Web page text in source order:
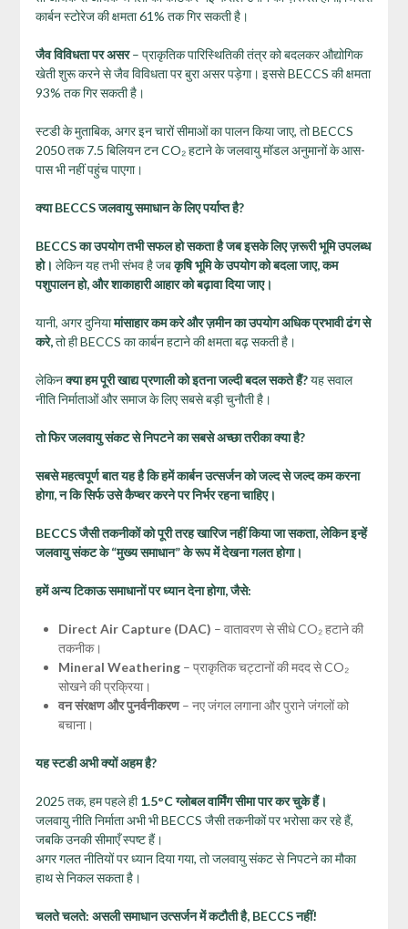
कार्बन स्टोरेज की क्षमता 61% तक गिर सकती है।
जैव विविधता पर असर– प्राकृतिक पारिस्थितिकी तंत्र को बदलकर औद्योगिक
खेती शुरू करने से जैव विविधता पर बुरा असर पड़ेगा। इससे BECCS की क्षमता
93% तक गिर सकती है।
स्टडी के मुताबिक, अगर इन चारों सीमाओं का पालन किया जाए, तो BECCS
2050 तक 7.5 बिलियन टन CO₂ हटाने के जलवायु मॉडल अनुमानों के आस-
पास भी नहीं पहुंच पाएगा।
क्या BECCSजलवायु समाधान के लिए पर्याप्त है?
BECCSका उपयोग तभी सफल हो सकता है जब इसके लिए ज़रूरी भूमि उपलब्ध
हो। लेकिन यह तभी संभव है जबकृषि भूमि के उपयोग को बदला जाए,कम
पशुपालन हो,और शाकाहारी आहार को बढ़ावा दिया जाए।
यानी, अगर दुनियामांसाहार कम करे और ज़मीन का उपयोग अधिक प्रभावी ढंग से
करे,तो ही BECCS का कार्बन हटाने की क्षमता बढ़ सकती है।
लेकिनक्या हम पूरी खाद्य प्रणाली को इतना जल्दी बदल सकते हैं?यह सवाल
नीति निर्माताओं और समाज के लिए सबसे बड़ी चुनौती है।
तो फिर जलवायु संकट से निपटने का सबसे अच्छा तरीका क्या है?
सबसे महत्वपूर्ण बात यह है कि हमें कार्बन उत्सर्जन को जल्द से जल्द कम करना
होगा,न कि सिर्फ उसे कैप्चर करने पर निर्भर रहना चाहिए।
BECCSजैसी तकनीकों को पूरी तरह खारिज नहीं किया जा सकता,लेकिन इन्हें
जलवायु संकट के “मुख्य समाधान” के रूप में देखना गलत होगा।
हमें अन्य टिकाऊ समाधानों पर ध्यान देना होगा,जैसे:
Direct Air Capture (DAC) – वातावरण से सीधे CO₂ हटाने की
तकनीक।
Mineral Weathering– प्राकृतिक चट्टानों की मदद से CO₂
सोखने की प्रक्रिया।
वन संरक्षण और पुनर्वनीकरण– नए जंगल लगाना और पुराने जंगलों को
बचाना।
यह स्टडी अभी क्यों अहम है?
2025 तक, हम पहले ही1.5°Cग्लोबल वार्मिंग सीमा पार कर चुके हैं।
जलवायु नीति निर्माता अभी भी BECCS जैसी तकनीकों पर भरोसा कर रहे हैं,
जबकि उनकी सीमाएँ स्पष्ट हैं।
अगर गलत नीतियों पर ध्यान दिया गया, तो जलवायु संकट से निपटने का मौका
हाथ से निकल सकता है।
चलते चलते: असली समाधान उत्सर्जन में कटौती है, BECCSनहीं!